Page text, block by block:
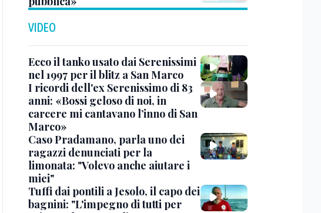
VIDEO
Ecco il tanko usato dai Serenissimi
nel 1997 per il blitz a San Marco
I ricordi dell'ex Serenissimo di 83
anni: «Bossi geloso di noi, in
carcere mi cantavano l’inno di San
Marco»
Caso Pradamano, parla uno dei
ragazzi denunciati per la
limonata: "Volevo anche aiutare i
miei"
Tuffi dai pontili a Jesolo, il capo dei
bagnini: "L'impegno di tutti per